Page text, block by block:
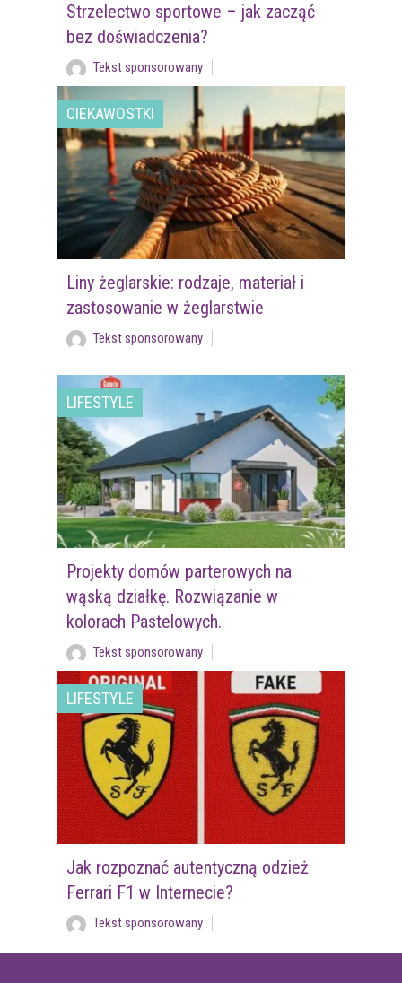
Strzelectwo sportowe – jak zacząć
bez doświadczenia?
Tekst sponsorowany
CIEKAWOSTKI
Liny żeglarskie: rodzaje, materiał i
zastosowanie w żeglarstwie
Tekst sponsorowany
LIFESTYLE
Projekty domów parterowych na
wąską działkę. Rozwiązanie w
kolorach Pastelowych.
Tekst sponsorowany
LIFESTYLE
Jak rozpoznać autentyczną odzież
Ferrari F1 w Internecie?
Tekst sponsorowany